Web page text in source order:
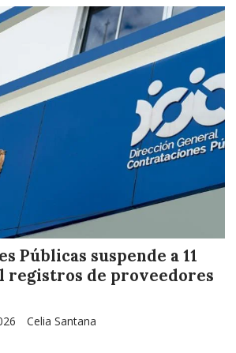
Públicas suspende a 11
registros de proveedores
Celia Santana